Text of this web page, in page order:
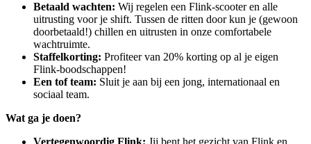
Betaald wachten: Wij regelen een Flink-scooter en alle
uitrusting voor je shift. Tussen de ritten door kun je (gewoon
doorbetaald!) chillen en uitrusten in onze comfortabele
wachtruimte.
Staffelkorting: Profiteer van 20% korting op al je eigen
Flink-boodschappen!
Een tof team: Sluit je aan bij een jong, internationaal en
sociaal team.
Wat ga je doen?
Vertegenwoordig Flink: Jij bent het gezicht van Flink en